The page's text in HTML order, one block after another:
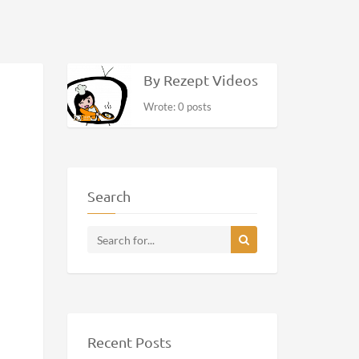
By Rezept Videos
Wrote: 0 posts
Search
Recent Posts